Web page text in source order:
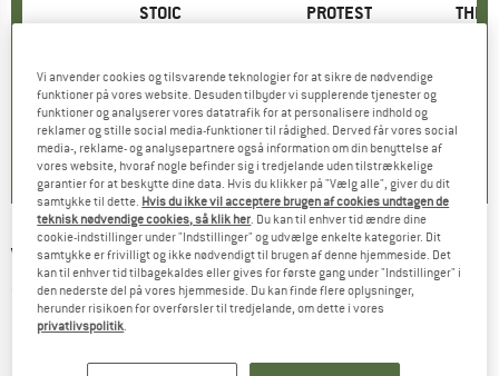
pris
€
3
)
MÆRKE
STOIC
Pris
9,95 € Nedsat pris
fra 4,28 €
5,0(2)
MÆRKE
PROTEST
Pris
39,95 €Nedsat pris
23,97 €
4,9(23)
THE
VAN ONE - Weekender - T-shirt
(0)
Vi anvender cookies og tilsvarende teknologier for at sikre de nødvendige
funktioner på vores website. Desuden tilbyder vi supplerende tjenester og
funktioner og analyserer vores datatrafik for at personalisere indhold og
reklamer og stille social media-funktioner til rådighed. Derved får vores social
media-, reklame- og analysepartnere også information om din benyttelse af
vores website, hvoraf nogle befinder sig i tredjelande uden tilstrækkelige
garantier for at beskytte dine data. Hvis du klikker på "Vælg alle", giver du dit
samtykke til dette. Hvis du ikke vil acceptere brugen af cookies undtagen de
teknisk nødvendige cookies, så klik her . Du kan til enhver tid ændre dine
cookie-indstillinger under "Indstillinger" og udvælge enkelte kategorier. Dit
samtykke er frivilligt og ikke nødvendigt til brugen af denne hjemmeside. Det
kan til enhver tid tilbagekaldes eller gives for første gang under "Indstillinger" i
den nederste del på vores hjemmeside. Du kan finde flere oplysninger,
herunder risikoen for overførsler til tredjelande, om dette i vores
privatlivspolitik